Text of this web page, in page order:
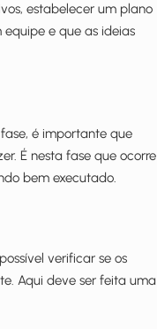
estabelecer um plano
e que as ideias
é importante que
É nesta fase que ocorre
bem executado.
verificar se os
Aqui deve ser feita uma